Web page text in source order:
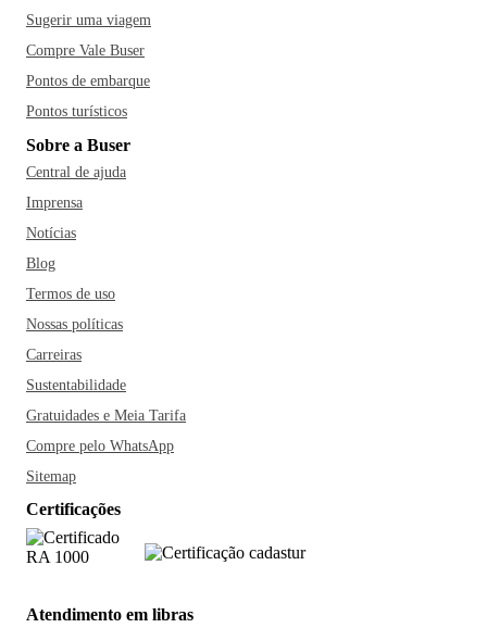
Sugerir uma viagem
Compre Vale Buser
Pontos de embarque
Pontos turísticos
Sobre a Buser
Central de ajuda
Imprensa
Notícias
Blog
Termos de uso
Nossas políticas
Carreiras
Sustentabilidade
Gratuidades e Meia Tarifa
Compre pelo WhatsApp
Sitemap
Certificações
Atendimento em libras